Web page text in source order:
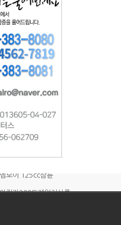
아킬라300트레일러삼륜